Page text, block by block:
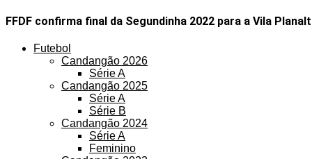
FFDF confirma final da Segundinha 2022 para a Vila
Futebol
Candangão 2026
Série A
Candangão 2025
Série A
Série B
Candangão 2024
Série A
Feminino